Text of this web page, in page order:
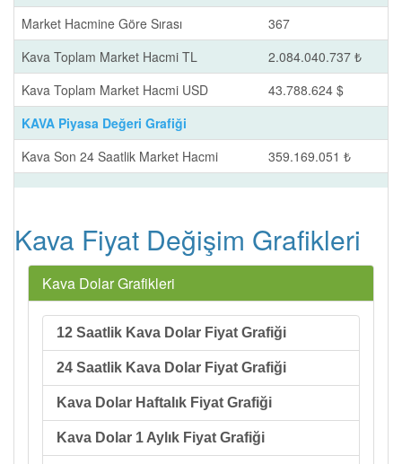
Market Hacmine Göre Sırası
367
Kava Toplam Market Hacmi TL
2.084.040.737 ₺
Kava Toplam Market Hacmi USD
43.788.624 $
KAVA Piyasa Değeri Grafiği
Kava Son 24 Saatlik Market Hacmi
359.169.051 ₺
Kava Fiyat Değişim Grafikleri
Kava Dolar Grafikleri
12 Saatlik Kava Dolar Fiyat Grafiği
24 Saatlik Kava Dolar Fiyat Grafiği
Kava Dolar Haftalık Fiyat Grafiği
Kava Dolar 1 Aylık Fiyat Grafiği